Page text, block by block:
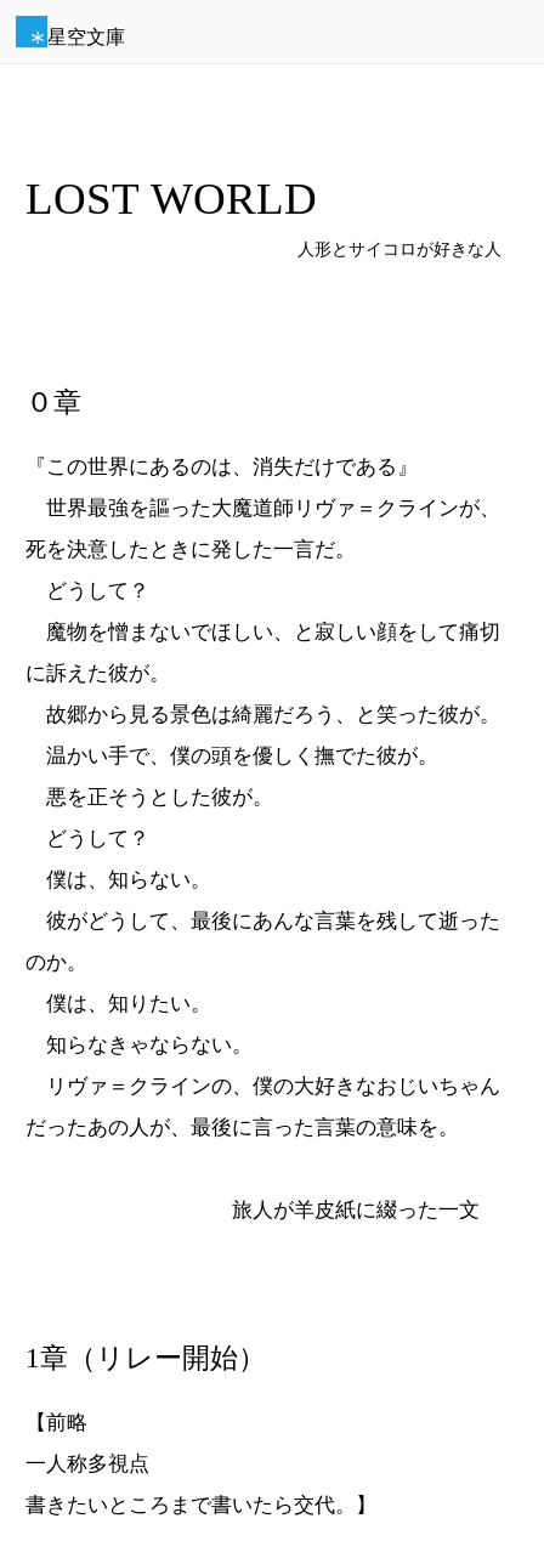
星空文庫
LOST WORLD
人形とサイコロが好きな人
０章
『この世界にあるのは、消失だけである』
世界最強を謳った大魔道師リヴァ＝クラインが、
死を決意したときに発した一言だ。
どうして？
魔物を憎まないでほしい、と寂しい顔をして痛切
に訴えた彼が。
故郷から見る景色は綺麗だろう、と笑った彼が。
温かい手で、僕の頭を優しく撫でた彼が。
悪を正そうとした彼が。
どうして？
僕は、知らない。
彼がどうして、最後にあんな言葉を残して逝った
のか。
僕は、知りたい。
知らなきゃならない。
リヴァ＝クラインの、僕の大好きなおじいちゃん
だったあの人が、最後に言った言葉の意味を。
旅人が羊皮紙に綴った一文
1章（リレー開始）
【前略
一人称多視点
書きたいところまで書いたら交代。】